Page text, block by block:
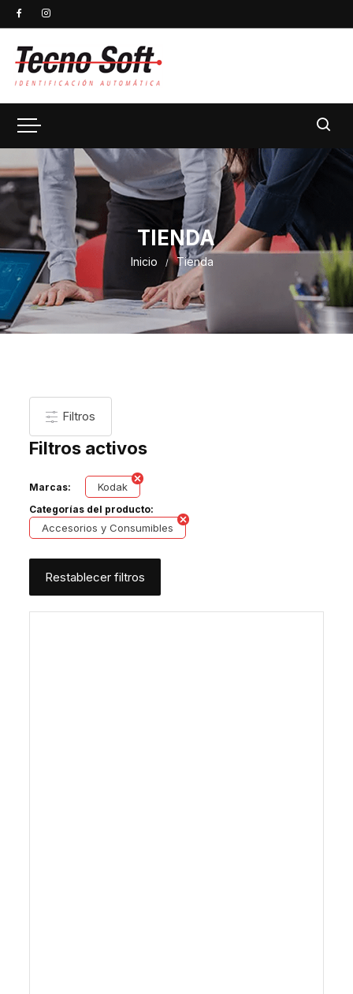
TIENDA
Inicio Tienda
Filtros
Filtros activos
Marcas: Kodak
Categorías del producto:
Accesorios y Consumibles
Restablecer filtros